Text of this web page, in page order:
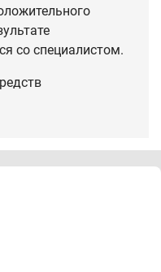
со специалистом.